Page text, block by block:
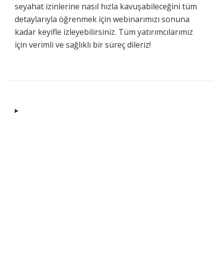
seyahat izinlerine nasıl hızla kavuşabileceğini tüm
detaylarıyla öğrenmek için webinarımızı sonuna
kadar keyifle izleyebilirsiniz. Tüm yatırımcılarımız
için verimli ve sağlıklı bir süreç dileriz!